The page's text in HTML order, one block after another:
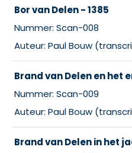
Bor van Delen - 1385
Nummer: Scan-008
Auteur: Paul Bouw
Brand van Delen en het
Nummer: Scan-009
Auteur: Paul Bouw
Brand van Delen in het